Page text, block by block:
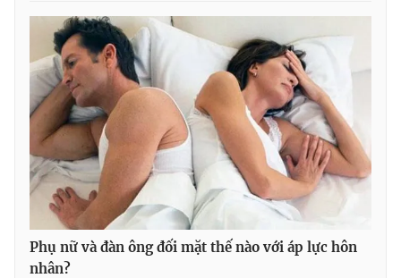
toasoan@vtv.vn
Liên hệ quảng cáo:
024-7300.7108
Phụ nữ và đàn ông đối mặt thế nào với áp lực hôn
nhân?